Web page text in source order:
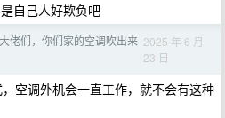
自己人好欺负吧
大佬们，你们家的空调吹出来 2025 年 6 月
23 日
空调外机会一直工作，就不会有这种